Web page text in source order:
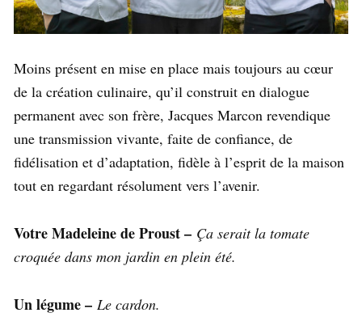
Moins présent en mise en place mais toujours au cœur
de la création culinaire, qu’il construit en dialogue
permanent avec son frère, Jacques Marcon revendique
une transmission vivante, faite de confiance, de
fidélisation et d’adaptation, fidèle à l’esprit de la maison
tout en regardant résolument vers l’avenir.
Votre Madeleine de Proust – Ça serait la tomate
croquée dans mon jardin en plein été.
Un légume – Le cardon.